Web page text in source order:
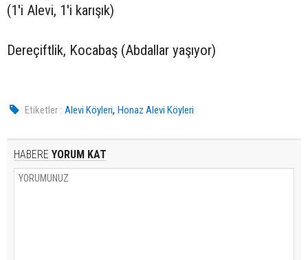
(1'i Alevi, 1'i karışık)
Dereçiftlik, Kocabaş (Abdallar yaşıyor)
Etiketler : Alevi Köyleri,Honaz Alevi Köyleri
HABERE YORUM KAT